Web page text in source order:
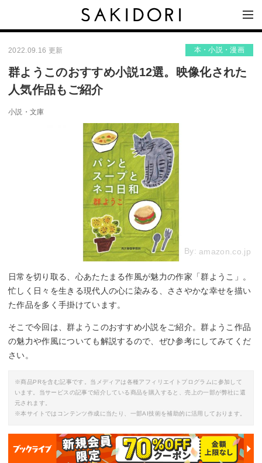
2022.09.16 更新 本・小説・漫画
群ようこのおすすめ小説12選。映像化された
人気作品もご紹介
小説・文庫
By: amazon.co.jp
日常を切り取る、心あたたまる作風が魅力の作家「群ようこ」。
忙しく日々を生きる現代人の心に染みる、ささやかな幸せを描い
た作品を多く手掛けています。
そこで今回は、群ようこのおすすめ小説をご紹介。群ようこ作品
の魅力や作風についても解説するので、ぜひ参考にしてみてくだ
さい。
※商品PRを含む記事です。当メディアは各種アフィリエイトプログラムに参加して
います。当サービスの記事で紹介している商品を購入すると、売上の一部が弊社に還
元されます。
※本サイトではコンテンツ作成に当たり、一部AI技術を補助的に活用しております。